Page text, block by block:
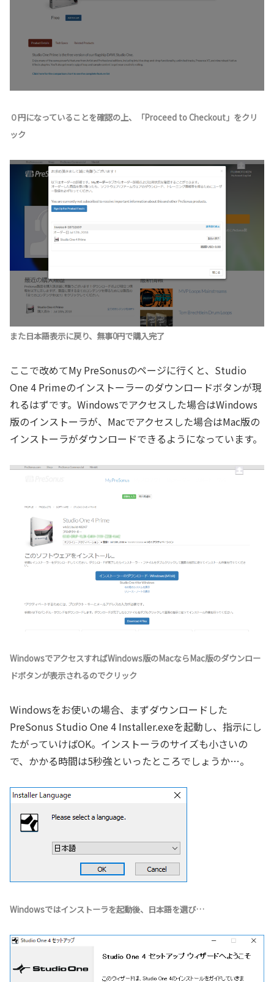
０円になっていることを確認の上、「Proceed to Checkout」をクリ
ック
また日本語表示に戻り、無事0円で購入完了
ここで改めてMy PreSonusのページに行くと、Studio
One 4 Primeのインストーラーのダウンロードボタンが現
れるはずです。Windowsでアクセスした場合はWindows
版のインストーラが、Macでアクセスした場合はMac版の
インストーラがダウンロードできるようになっています。
WindowsでアクセスすればWindows版のMacならMac版のダウンロー
ドボタンが表示されるのでクリック
Windowsをお使いの場合、まずダウンロードした
PreSonus Studio One 4 Installer.exeを起動し、指示にし
たがっていけばOK。インストーラのサイズも小さいの
で、かかる時間は5秒強といったところでしょうか…。
Windowsではインストーラを起動後、日本語を選び…